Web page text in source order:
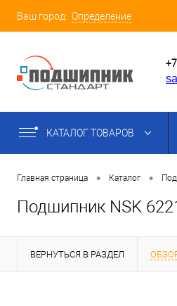
Ваш город: Определение
КАТАЛОГ ТОВАРОВ
Главная страница • Каталог •
Подшипник NSK
ВЕРНУТЬСЯ В РАЗДЕЛ